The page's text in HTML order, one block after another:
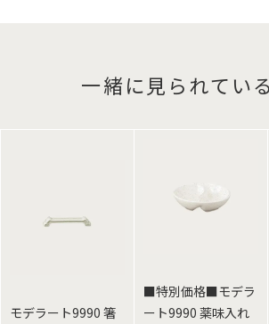
一緒に見られてい
モデラート9990 箸
■特別価格■モデラ
ート9990 薬味入れ